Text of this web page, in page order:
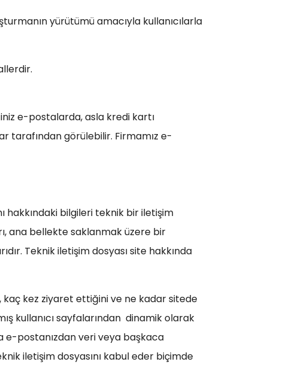
yürütümü amacıyla kullanıcılarla
e-postalarda, asla kredi kartı
tarafından görülebilir. Firmamız e-
hakkındaki bilgileri teknik bir iletişim
ana bellekte saklanmak üzere bir
Teknik iletişim dosyası site hakkında
kaç kez ziyaret ettiğini ve ne kadar sitede
kullanıcı sayfalarından dinamik olarak
e-postanızdan veri veya başkaca
iletişim dosyasını kabul eder biçimde